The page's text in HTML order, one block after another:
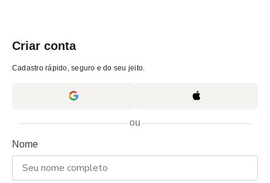
Criar conta
Cadastro rápido, seguro e do seu jeito.
ou
Nome